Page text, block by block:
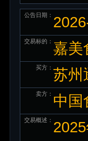
公告日期：
交易标的： 嘉美
买方： 苏州
卖方： 中国
交易概述：